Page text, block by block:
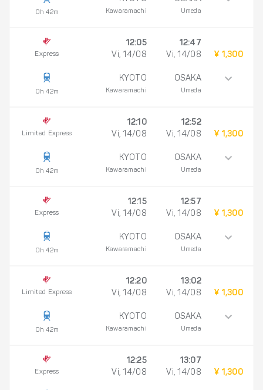
0h 42m Kawaramachi Umeda
Express
0h 42m
12:05
Vi, 14/08
KYOTO
Kawaramachi
12:47
Vi, 14/08
OSAKA
Umeda
¥ 1,300
Limited Express
0h 42m
12:10
Vi, 14/08
KYOTO
Kawaramachi
12:52
Vi, 14/08
OSAKA
Umeda
¥ 1,300
Express
0h 42m
12:15
Vi, 14/08
KYOTO
Kawaramachi
12:57
Vi, 14/08
OSAKA
Umeda
¥ 1,300
Limited Express
0h 42m
12:20
Vi, 14/08
KYOTO
Kawaramachi
13:02
Vi, 14/08
OSAKA
Umeda
¥ 1,300
Express
12:25
Vi, 14/08
13:07
Vi, 14/08
¥ 1,300